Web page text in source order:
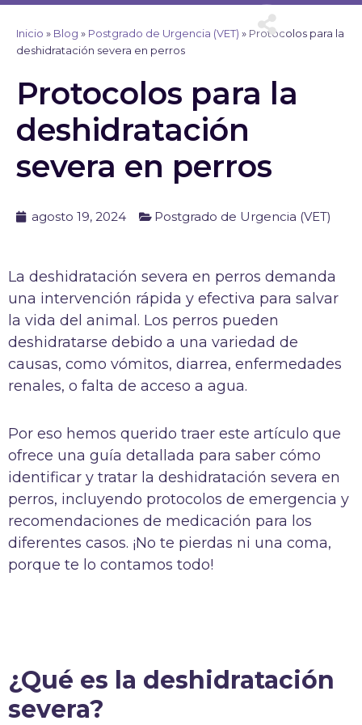
Ir
contenido
Inicio » Blog » Postgrado de Urgencia (VET) » Protocolos para la
deshidratación severa en perros
Protocolos para la
deshidratación
severa en perros
agosto 19, 2024 Postgrado de Urgencia (VET)
La deshidratación severa en perros demanda
una intervención rápida y efectiva para salvar
la vida del animal. Los perros pueden
deshidratarse debido a una variedad de
causas, como vómitos, diarrea, enfermedades
renales, o falta de acceso a agua.
Por eso hemos querido traer este artículo que
ofrece una guía detallada para saber cómo
identificar y tratar la deshidratación severa en
perros, incluyendo protocolos de emergencia y
recomendaciones de medicación para los
diferentes casos. ¡No te pierdas ni una coma,
porque te lo contamos todo!
¿Qué es la deshidratación
severa?